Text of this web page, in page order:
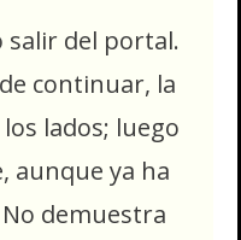
salir del portal.
continuar, la
lados; luego
aunque ya ha
demuestra